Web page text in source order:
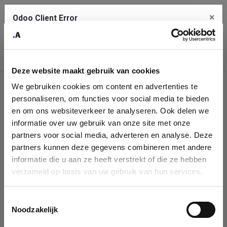
Deze website maakt gebruik van cookies
We gebruiken cookies om content en advertenties te
personaliseren, om functies voor social media te bieden
en om ons websiteverkeer te analyseren. Ook delen we
informatie over uw gebruik van onze site met onze
partners voor social media, adverteren en analyse. Deze
partners kunnen deze gegevens combineren met andere
informatie die u aan ze heeft verstrekt of die ze hebben
verzameld op basis van uw gebruik van hun services.
Noodzakelijk
Company
Identification
Please fill in your company details
You can search a company in our database by name, VAT or
enterprise ID. When a company is selected it will auto-complete the
form. If you don't find your company in our database, you can create
Odoo Client Error ×
service.
See details
Ok